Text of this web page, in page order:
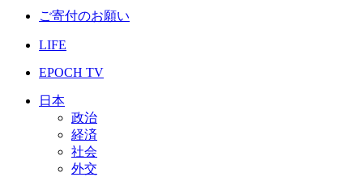
ご寄付のお願い
LIFE
EPOCH TV
日本
政治
経済
社会
外交